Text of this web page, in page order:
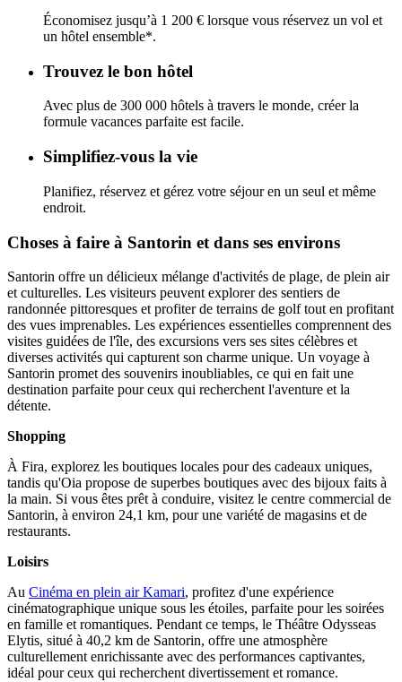
Économisez jusqu’à 1 200 € lorsque vous réservez un vol et
un hôtel ensemble*.
Trouvez le bon hôtel
Avec plus de 300 000 hôtels à travers le monde, créer la
formule vacances parfaite est facile.
Simplifiez-vous la vie
Planifiez, réservez et gérez votre séjour en un seul et même
endroit.
Choses à faire à Santorin et dans ses environs
Santorin offre un délicieux mélange d'activités de plage, de plein air
et culturelles. Les visiteurs peuvent explorer des sentiers de
randonnée pittoresques et profiter de terrains de golf tout en profitant
des vues imprenables. Les expériences essentielles comprennent des
visites guidées de l'île, des excursions vers ses sites célèbres et
diverses activités qui capturent son charme unique. Un voyage à
Santorin promet des souvenirs inoubliables, ce qui en fait une
destination parfaite pour ceux qui recherchent l'aventure et la
détente.
Shopping
À Fira, explorez les boutiques locales pour des cadeaux uniques,
tandis qu'Oia propose de superbes boutiques avec des bijoux faits à
la main. Si vous êtes prêt à conduire, visitez le centre commercial de
Santorin, à environ 24,1 km, pour une variété de magasins et de
restaurants.
Loisirs
Au Cinéma en plein air Kamari, profitez d'une expérience
cinématographique unique sous les étoiles, parfaite pour les soirées
en famille et romantiques. Pendant ce temps, le Théâtre Odysseas
Elytis, situé à 40,2 km de Santorin, offre une atmosphère
culturellement enrichissante avec des performances captivantes,
idéal pour ceux qui recherchent divertissement et romance.